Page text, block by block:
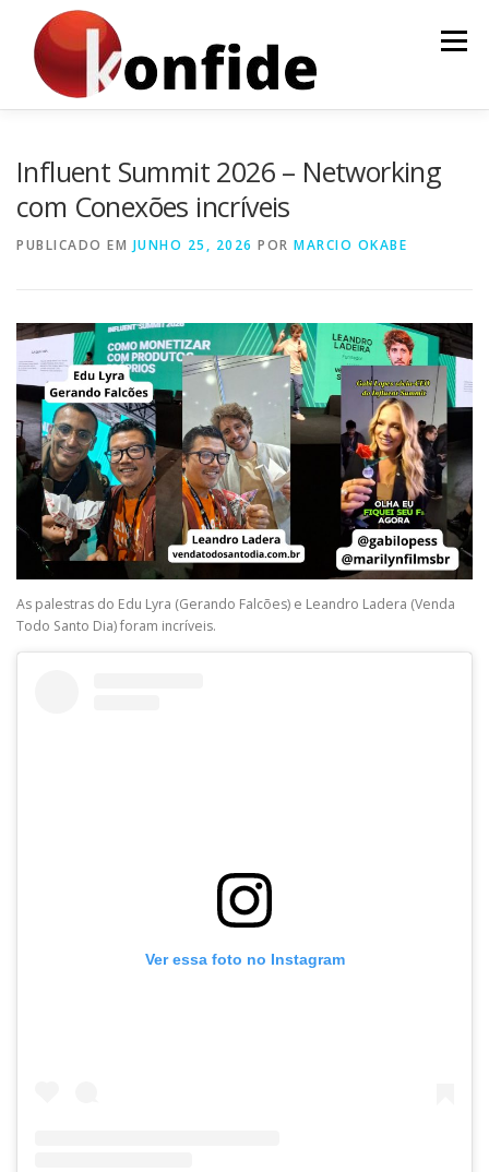
conteúdo
Menu
Influent Summit 2026 – Networking
com Conexões incríveis
PUBLICADO EM JUNHO 25, 2026 POR MARCIO OKABE
As palestras do Edu Lyra (Gerando Falcões) e Leandro Ladera (Venda
Todo Santo Dia) foram incríveis.
Ver essa foto no Instagram